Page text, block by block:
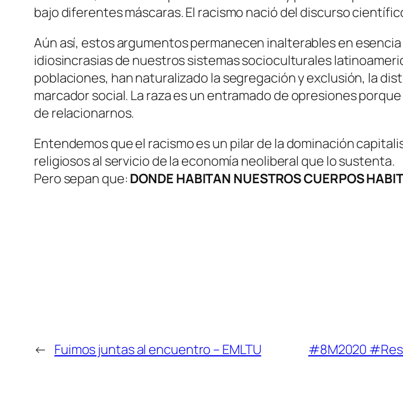
bajo diferentes máscaras. El racismo nació del discurso
Aún así, estos argumentos permanecen inalterables en
idiosincrasias de nuestros sistemas socioculturales
poblaciones, han naturalizado la segregación y exclusión, la
marcador social. La raza es un entramado de opresiones
de relacionarnos.
Entendemos que el racismo es un pilar de la dominación
religiosos al servicio de la economía neoliberal que lo sustenta.
Pero sepan que: DONDE HABITAN NUESTROS CUERPOS
← Fuimos juntas al encuentro – EMLTU #8M2020